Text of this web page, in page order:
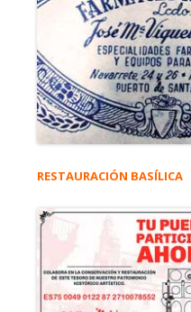
RESTAURACIÓN BASÍLICA